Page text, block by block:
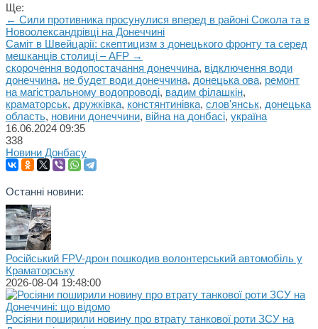
Ще:
← Сили противника просунулися вперед в районі Сокола та в
Новоолександрівці на Донеччині
Саміт в Швейцарії: скептицизм з донецького фронту та серед
мешканців столиці – AFP →
скорочення водопостачання донеччина, відключення води
донеччина, не будет води донеччина, донецька ова, ремонт
на магістральному водопроводі, вадим філашкін,
краматорськ, дружківка, констянтинівка, слов'янськ, донецька
область, новини донеччини, війна на донбасі, україна
16.06.2024 09:35
338
Новини Донбасу
Останні новини:
Російський FPV-дрон пошкодив волонтерський автомобіль у
Краматорську
2026-08-04 19:48:00
Росіяни поширили новину про втрату танкової роти ЗСУ на